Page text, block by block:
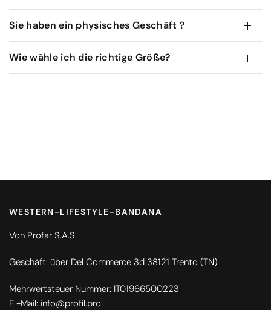
Sie haben ein physisches Geschäft ?
Wie wähle ich die richtige Größe?
WESTERN-LIFESTYLE-BANDANA
Von Profar S.A.S.
Geschäft: über Del Commerce 3d 38121 Trento (TN)
Mehrwertsteuer Nummer: IT01966500223
E -Mail: info@profil.pro